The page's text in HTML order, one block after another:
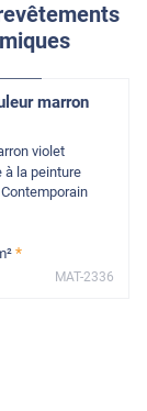
marron
violet
à la peinture
*
MAT-2336